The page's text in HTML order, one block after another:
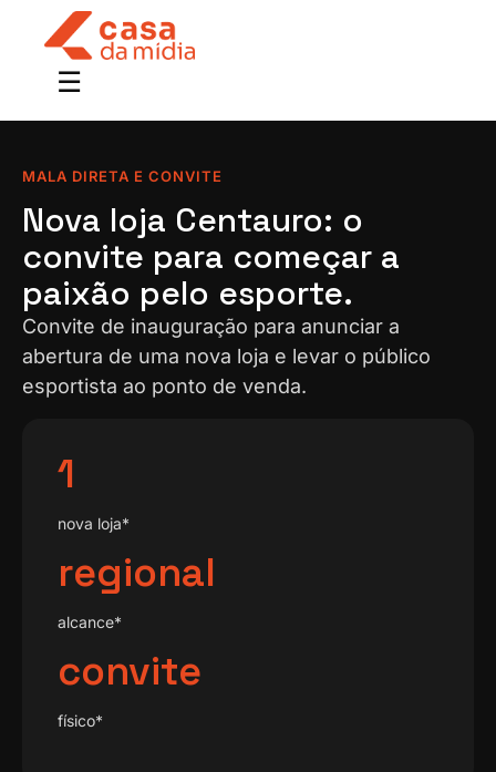
MALA DIRETA E CONVITE
Nova loja Centauro: o
convite para começar a
paixão pelo esporte.
Convite de inauguração para anunciar a
abertura de uma nova loja e levar o público
esportista ao ponto de venda.
1
nova loja*
regional
alcance*
convite
físico*